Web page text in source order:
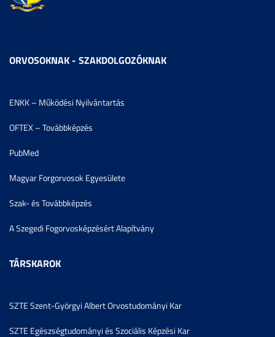
ORVOSOKNAK - SZAKDOLGOZÓKNAK
ENKK – Működési Nyilvántartás
OFTEX – Továbbképzés
PubMed
Magyar Forgorvosok Egyesülete
Szak- és Továbbképzés
A Szegedi Fogorvosképzésért Alapítvány
TÁRSKAROK
SZTE Szent-Györgyi Albert Orvostudományi Kar
SZTE Egészségtudományi és Szociális Képzési Kar